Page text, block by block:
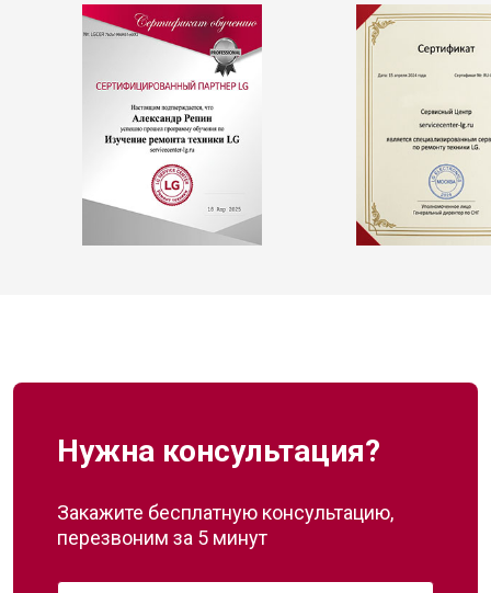
Нужна консультация?
Закажите бесплатную консультацию,
перезвоним за 5 минут